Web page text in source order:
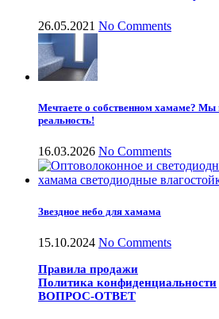
26.05.2021 No Comments
Мечтаете о собственном хамаме? Мы
реальность!
16.03.2026 No Comments
Звездное небо для хамама
15.10.2024 No Comments
Правила продажи
Политика конфиденциальности
ВОПРОС-ОТВЕТ